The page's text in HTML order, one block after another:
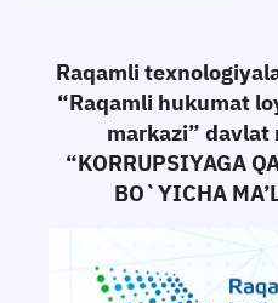
Raqamli
“Raqamli hukumat
markazi” davlat
“KORRUPSIYAGA
BO`YICHA